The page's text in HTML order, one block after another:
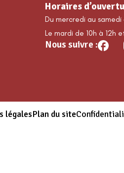
Horaires
Du mercredi au samedi
Le mardi de 10h à 12h
Nous suivre :
légalesPlan du site